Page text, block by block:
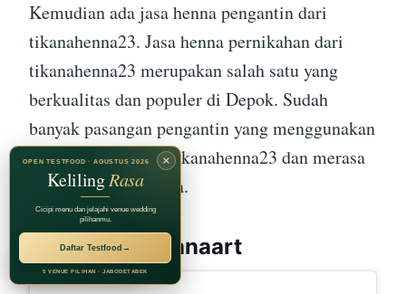
Kemudian ada jasa henna pengantin dari
tikanahenna23. Jasa henna pernikahan dari
tikanahenna23 merupakan salah satu yang
berkualitas dan populer di Depok. Sudah
banyak pasangan pengantin yang menggunakan
layanan henan dari tikanahenna23 dan merasa
puas dengan hasilnya.
devidelika.hennaart
RECOMMENDED BY
Jagarasa Group
×
OPEN TESTFOOD · AGUSTUS 2026
KelilingRasa
Cicipi menu dan jelajahi venue wedding
pilihanmu.
Daftar Testfood →
5 VENUE PILIHAN · JABODETABEK